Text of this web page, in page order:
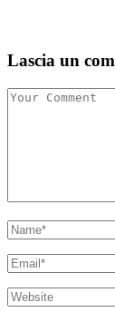
Lascia un